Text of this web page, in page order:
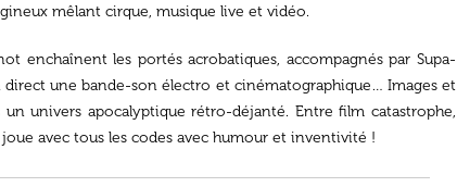
mêlant cirque, musique live et vidéo.
enchaînent les portés acrobatiques, accompagnés par Supa-
direct une bande-son électro et cinématographique… Images et
univers apocalyptique rétro-déjanté. Entre film catastrophe,
avec tous les codes avec humour et inventivité !